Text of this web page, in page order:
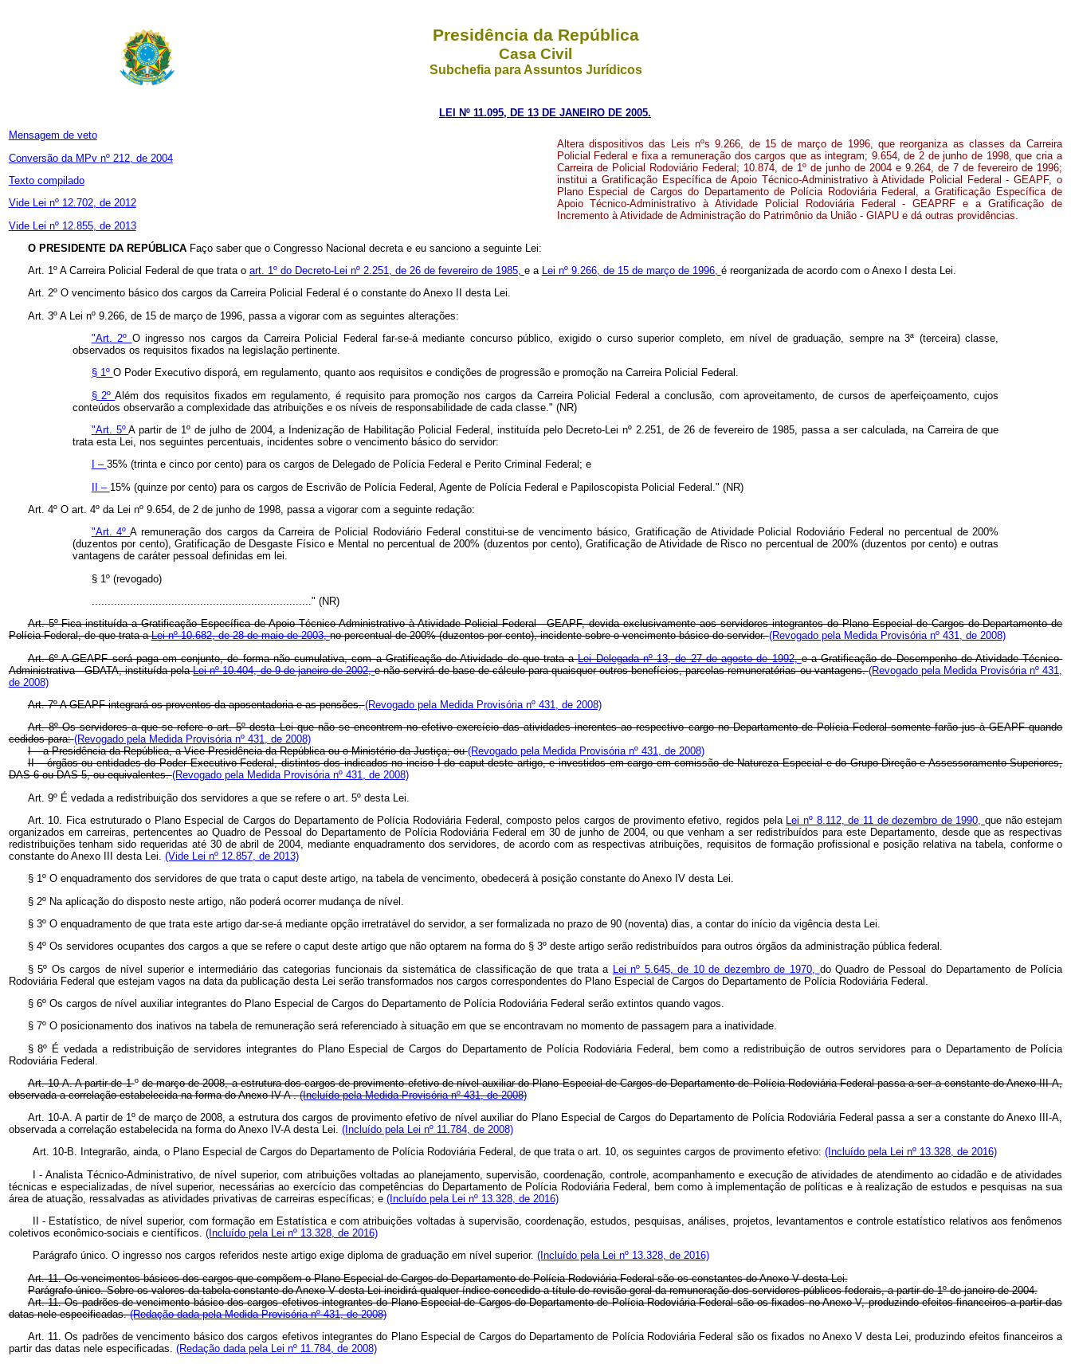
Presidência da República
Casa Civil
Subchefia para Assuntos Jurídicos
LEI Nº 11.095, DE 13 DE JANEIRO DE 2005.
Mensagem de veto
Conversão da MPv nº 212, de 2004
Texto compilado
Vide Lei nº 12.702, de 2012
Vide Lei nº 12.855, de 2013
Altera dispositivos das Leis nºs 9.266, de 15 de março de 1996, que reorganiza as classes da Carreira
Policial Federal e fixa a remuneração dos cargos que as integram; 9.654, de 2 de junho de 1998, que cria a
Carreira de Policial Rodoviário Federal; 10.874, de 1º de junho de 2004 e 9.264, de 7 de fevereiro de 1996;
institui a Gratificação Específica de Apoio Técnico-Administrativo à Atividade Policial Federal - GEAPF, o
Plano Especial de Cargos do Departamento de Polícia Rodoviária Federal, a Gratificação Específica de
Apoio Técnico-Administrativo à Atividade Policial Rodoviária Federal - GEAPRF e a Gratificação de
Incremento à Atividade de Administração do Patrimônio da União - GIAPU e dá outras providências.
O PRESIDENTE DA REPÚBLICA Faço saber que o Congresso Nacional decreta e eu sanciono a seguinte Lei:
Art. 1º A Carreira Policial Federal de que trata o art. 1º do Decreto-Lei nº 2.251, de 26 de fevereiro de 1985, e a Lei nº 9.266, de 15 de março de 1996, é reorganizada de acordo com o Anexo I desta Lei.
Art. 2º O vencimento básico dos cargos da Carreira Policial Federal é o constante do Anexo II desta Lei.
Art. 3º A Lei nº 9.266, de 15 de março de 1996, passa a vigorar com as seguintes alterações:
"Art. 2º O ingresso nos cargos da Carreira Policial Federal far-se-á mediante concurso público, exigido o curso superior completo, em nível de graduação, sempre na 3ª (terceira) classe,
observados os requisitos fixados na legislação pertinente.
§ 1º O Poder Executivo disporá, em regulamento, quanto aos requisitos e condições de progressão e promoção na Carreira Policial Federal.
§ 2ºAlém dos requisitos fixados em regulamento, é requisito para promoção nos cargos da Carreira Policial Federal a conclusão, com aproveitamento, de cursos de aperfeiçoamento, cujos
conteúdos observarão a complexidade das atribuições e os níveis de responsabilidade de cada classe." (NR)
"Art. 5ºA partir de 1º de julho de 2004, a Indenização de Habilitação Policial Federal, instituída pelo Decreto-Lei nº 2.251, de 26 de fevereiro de 1985, passa a ser calculada, na Carreira de que
trata esta Lei, nos seguintes percentuais, incidentes sobre o vencimento básico do servidor:
I – 35% (trinta e cinco por cento) para os cargos de Delegado de Polícia Federal e Perito Criminal Federal; e
II – 15% (quinze por cento) para os cargos de Escrivão de Polícia Federal, Agente de Polícia Federal e Papiloscopista Policial Federal." (NR)
Art. 4º O art. 4º da Lei nº 9.654, de 2 de junho de 1998, passa a vigorar com a seguinte redação:
"Art. 4ºA remuneração dos cargos da Carreira de Policial Rodoviário Federal constitui-se de vencimento básico, Gratificação de Atividade Policial Rodoviário Federal no percentual de 200%
(duzentos por cento), Gratificação de Desgaste Físico e Mental no percentual de 200% (duzentos por cento), Gratificação de Atividade de Risco no percentual de 200% (duzentos por cento) e outras
vantagens de caráter pessoal definidas em lei.
§ 1º (revogado)
....................................................................." (NR)
Art. 5º Fica instituída a Gratificação Específica de Apoio Técnico-Administrativo à Atividade Policial Federal - GEAPF, devida exclusivamente aos servidores integrantes do Plano Especial de Cargos do Departamento de
Polícia Federal, de que trata aLei nº 10.682, de 28 de maio de 2003,no percentual de 200% (duzentos por cento), incidente sobre o vencimento básico do servidor.(Revogado pela Medida Provisória nº 431, de 2008)
Art. 6º A GEAPF será paga em conjunto, de forma não cumulativa, com a Gratificação de Atividade de que trata aLei Delegada nº 13, de 27 de agosto de 1992,e a Gratificação de Desempenho de Atividade Técnico-
Administrativa - GDATA, instituída pelaLei nº 10.404, de 9 de janeiro de 2002,e não servirá de base de cálculo para quaisquer outros benefícios, parcelas remuneratórias ou vantagens.(Revogado pela Medida Provisória nº 431,
de 2008)
Art. 7º A GEAPF integrará os proventos da aposentadoria e as pensões.(Revogado pela Medida Provisória nº 431, de 2008)
Art. 8º Os servidores a que se refere o art. 5º desta Lei que não se encontrem no efetivo exercício das atividades inerentes ao respectivo cargo no Departamento de Polícia Federal somente farão jus à GEAPF quando
cedidos para:(Revogado pela Medida Provisória nº 431, de 2008)
I – a Presidência da República, a Vice-Presidência da República ou o Ministério da Justiça; ou(Revogado pela Medida Provisória nº 431, de 2008)
II – órgãos ou entidades do Poder Executivo Federal, distintos dos indicados no inciso I do caput deste artigo, e investidos em cargo em comissão de Natureza Especial e do Grupo-Direção e Assessoramento Superiores,
DAS 6 ou DAS 5, ou equivalentes.(Revogado pela Medida Provisória nº 431, de 2008)
Art. 9º É vedada a redistribuição dos servidores a que se refere o art. 5º desta Lei.
Art. 10. Fica estruturado o Plano Especial de Cargos do Departamento de Polícia Rodoviária Federal, composto pelos cargos de provimento efetivo, regidos pela
Lei nº 8.112, de 11 de dezembro de 1990,que não estejam
organizados em carreiras, pertencentes ao Quadro de Pessoal do Departamento de Polícia Rodoviária Federal em 30 de junho de 2004, ou que venham a ser redistribuídos para este Departamento, desde que as respectivas
redistribuições tenham sido requeridas até 30 de abril de 2004, mediante enquadramento dos servidores, de acordo com as respectivas atribuições, requisitos de formação profissional e posição relativa na tabela, conforme o
constante do Anexo III desta Lei. (Vide Lei nº 12.857, de 2013)
§ 1º O enquadramento dos servidores de que trata o caput deste artigo, na tabela de vencimento, obedecerá à posição constante do Anexo IV desta Lei.
§ 2º Na aplicação do disposto neste artigo, não poderá ocorrer mudança de nível.
§ 3º O enquadramento de que trata este artigo dar-se-á mediante opção irretratável do servidor, a ser formalizada no prazo de 90 (noventa) dias, a contar do início da vigência desta Lei.
§ 4º Os servidores ocupantes dos cargos a que se refere o caput deste artigo que não optarem na forma do § 3º deste artigo serão redistribuídos para outros órgãos da administração pública federal.
§ 5º Os cargos de nível superior e intermediário das categorias funcionais da sistemática de classificação de que trata a Lei nº 5.645, de 10 de dezembro de 1970, do Quadro de Pessoal do Departamento de Polícia
Rodoviária Federal que estejam vagos na data da publicação desta Lei serão transformados nos cargos correspondentes do Plano Especial de Cargos do Departamento de Polícia Rodoviária Federal.
§ 6º Os cargos de nível auxiliar integrantes do Plano Especial de Cargos do Departamento de Polícia Rodoviária Federal serão extintos quando vagos.
§ 7º O posicionamento dos inativos na tabela de remuneração será referenciado à situação em que se encontravam no momento de passagem para a inatividade.
§ 8º É vedada a redistribuição de servidores integrantes do Plano Especial de Cargos do Departamento de Polícia Rodoviária Federal, bem como a redistribuição de outros servidores para o Departamento de Polícia
Rodoviária Federal.
Art. 10-A. A partir de 1ºde março de 2008, a estrutura dos cargos de provimento efetivo de nível auxiliar do Plano Especial de Cargos do Departamento de Polícia Rodoviária Federal passa a ser a constante do Anexo III-A,
observada a correlação estabelecida na forma doAnexo IV-A.(Incluído pela Medida Provisória nº 431, de 2008)
Art. 10-A. A partir de 1º de março de 2008, a estrutura dos cargos de provimento efetivo de nível auxiliar do Plano Especial de Cargos do Departamento de Polícia Rodoviária Federal passa a ser a constante do Anexo III-A,
observada a correlação estabelecida na forma do Anexo IV-A desta Lei. (Incluído pela Lei nº 11.784, de 2008)
Art. 10-B. Integrarão, ainda, o Plano Especial de Cargos do Departamento de Polícia Rodoviária Federal, de que trata o art. 10, os seguintes cargos de provimento efetivo: (Incluído pela Lei nº 13.328, de 2016)
I - Analista Técnico-Administrativo, de nível superior, com atribuições voltadas ao planejamento, supervisão, coordenação, controle, acompanhamento e execução de atividades de atendimento ao cidadão e de atividades
técnicas e especializadas, de nível superior, necessárias ao exercício das competências do Departamento de Polícia Rodoviária Federal, bem como à implementação de políticas e à realização de estudos e pesquisas na sua
área de atuação, ressalvadas as atividades privativas de carreiras específicas; e (Incluído pela Lei nº 13.328, de 2016)
II - Estatístico, de nível superior, com formação em Estatística e com atribuições voltadas à supervisão, coordenação, estudos, pesquisas, análises, projetos, levantamentos e controle estatístico relativos aos fenômenos
coletivos econômico-sociais e científicos. (Incluído pela Lei nº 13.328, de 2016)
Parágrafo único. O ingresso nos cargos referidos neste artigo exige diploma de graduação em nível superior. (Incluído pela Lei nº 13.328, de 2016)
Art. 11. Os vencimentos básicos dos cargos que compõem o Plano Especial de Cargos do Departamento de Polícia Rodoviária Federal são os constantes do Anexo V desta Lei.
Parágrafo único. Sobre os valores da tabela constante do Anexo V desta Lei incidirá qualquer índice concedido a título de revisão geral da remuneração dos servidores públicos federais, a partir de 1º de janeiro de 2004.
Art. 11. Os padrões de vencimento básico dos cargos efetivos integrantes do Plano Especial de Cargos do Departamento de Polícia Rodoviária Federal são os fixados no Anexo V, produzindo efeitos financeiros a partir das
datas nele especificadas.(Redação dada pela Medida Provisória nº 431, de 2008)
Art. 11. Os padrões de vencimento básico dos cargos efetivos integrantes do Plano Especial de Cargos do Departamento de Polícia Rodoviária Federal são os fixados no Anexo V desta Lei, produzindo efeitos financeiros a
partir das datas nele especificadas. (Redação dada pela Lei nº 11.784, de 2008)